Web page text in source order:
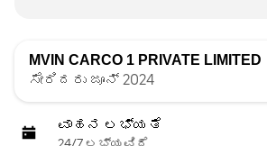
MVIN CARCO 1 PRIVATE LIMITED
ಸೇರಿದರು ಜೂನ್ 2024
ವಾಹನ ಲಭ್ಯತೆ